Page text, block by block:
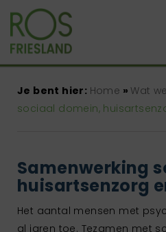
Je bent hier: Home » Wat
sociaal domein,
Samenwerking
huisartsenzorg
Het aantal mensen met
al jaren toe. Tezamen met